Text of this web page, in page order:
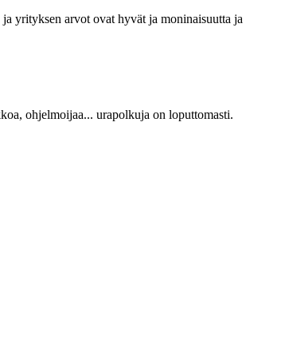
yrityksen arvot ovat hyvät ja moninaisuutta ja
ohjelmoijaa... urapolkuja on loputtomasti.